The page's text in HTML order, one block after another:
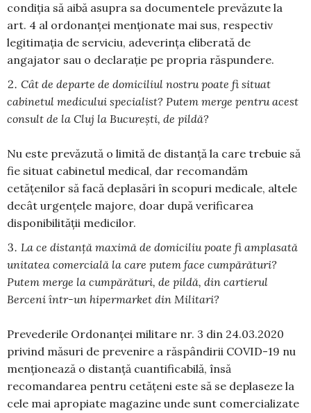
condiția să aibă asupra sa documentele prevăzute la
art. 4 al ordonanței menționate mai sus, respectiv
legitimația de serviciu, adeverința eliberată de
angajator sau o declarație pe propria răspundere.
Cât de departe de domiciliul nostru poate fi situat
cabinetul medicului specialist? Putem merge pentru acest
consult de la Cluj la Bucureşti, de pildă?
Nu este prevăzută o limită de distanță la care trebuie să
fie situat cabinetul medical, dar recomandăm
cetățenilor să facă deplasări în scopuri medicale, altele
decât urgențele majore, doar după verificarea
disponibilității medicilor.
La ce distanţă maximă de domiciliu poate fi amplasată
unitatea comercială la care putem face cumpărături?
Putem merge la cumpărături, de pildă, din cartierul
Berceni într-un hipermarket din Militari?
Prevederile Ordonanței militare nr. 3 din 24.03.2020
privind măsuri de prevenire a răspândirii COVID-19 nu
menționează o distanță cuantificabilă, însă
recomandarea pentru cetățeni este să se deplaseze la
cele mai apropiate magazine unde sunt comercializate